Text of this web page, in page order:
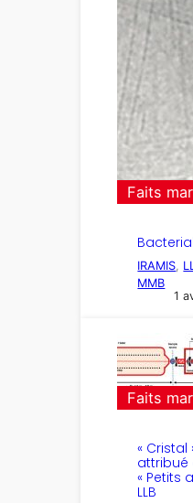
Faits
IRAMIS,
MMB
1
Faits
« Cristal
attribué
« Petits
LLB